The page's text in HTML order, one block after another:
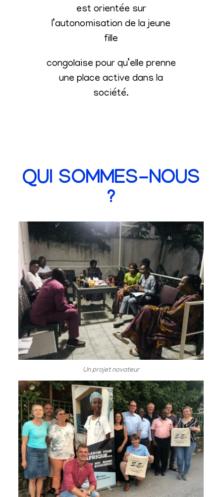
est orientée sur
l’autonomisation de la jeune
fille
congolaise pour qu’elle prenne
une place active dans la
société.
QUI SOMMES-NOUS
?
Un projet novateur